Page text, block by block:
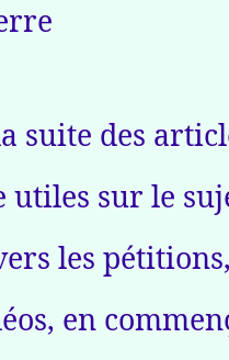
suite des
utiles sur le
les
en